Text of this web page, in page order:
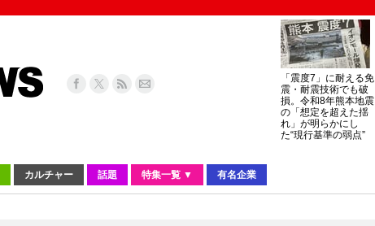
「震度7」に耐える免
震・耐震技術でも破
損。令和8年熊本地震
の「想定を超えた揺
れ」が明らかにし
た“現行基準の弱点”
カルチャー 話題 特集一覧 ▼ 有名企業